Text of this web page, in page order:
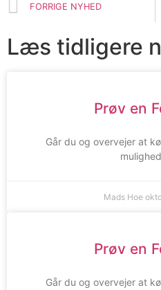
FORRIGE NYHED
Læs tidligere
Prøv en
Går du og overvejer at
Mads Hoe
Prøv en
Går du og overvejer at